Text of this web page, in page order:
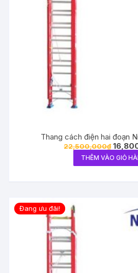
Thang cách điện hai đoạn
22,500,000₫
THÊM VÀO GIỎ
Đang ưu đãi!